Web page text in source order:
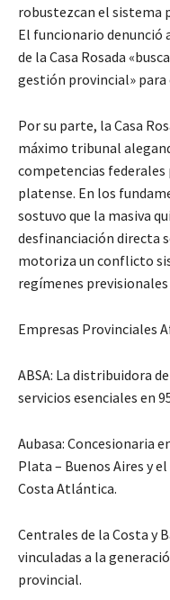
robustezcan el sistema
El funcionario denunció
de la Casa Rosada
gestión provincial» para
Por su parte, la Casa
máximo tribunal
competencias
platense. En los
sostuvo que la masiva
desfinanciación directa
motoriza un conflicto
regímenes
Empresas Provinciales
ABSA: La distribuidora
servicios esenciales en
Aubasa: Concesionaria
Plata – Buenos Aires y
Costa Atlántica.
Centrales de la Costa y
vinculadas a la
provincial.